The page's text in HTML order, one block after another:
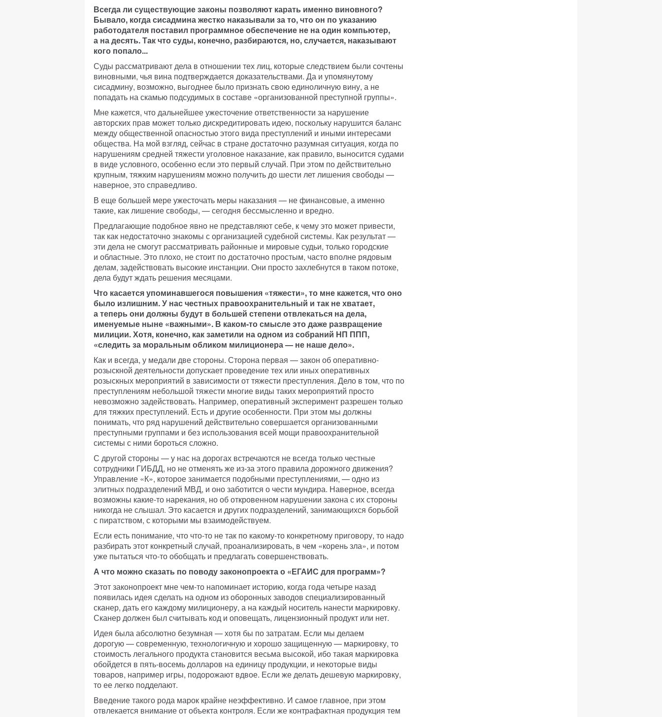
Всегда ли существующие законы позволяют карать именно виновного?
Бывало, когда сисадмина жестко наказывали за то, что он по указанию
работодателя поставил программное обеспечение не на один компьютер,
а на десять. Так что суды, конечно, разбираются, но, случается, наказывают
кого попало...
Суды рассматривают дела в отношении тех лиц, которые следствием были сочтены
виновными, чья вина подтверждается доказательствами. Да и упомянутому
сисадмину, возможно, выгоднее было признать свою единоличную вину, а не
попадать на скамью подсудимых в составе «организованной преступной группы».
Мне кажется, что дальнейшее ужесточение ответственности за нарушение
авторских прав может только дискредитировать идею, поскольку нарушится баланс
между общественной опасностью этого вида преступлений и иными интересами
общества. На мой взгляд, сейчас в стране достаточно разумная ситуация, когда по
нарушениям средней тяжести уголовное наказание, как правило, выносится судами
в виде условного, особенно если это первый случай. При этом по действительно
крупным, тяжким нарушениям можно получить до шести лет лишения свободы —
наверное, это справедливо.
В еще большей мере ужесточать меры наказания — не финансовые, а именно
такие, как лишение свободы, — сегодня бессмысленно и вредно.
Предлагающие подобное явно не представляют себе, к чему это может привести,
так как недостаточно знакомы с организацией судебной системы. Как результат —
эти дела не смогут рассматривать районные и мировые судьи, только городские
и областные. Это плохо, не стоит по достаточно простым, часто вполне рядовым
делам, задействовать высокие инстанции. Они просто захлебнутся в таком потоке,
дела будут ждать решения месяцами.
Что касается упоминавшегося повышения «тяжести», то мне кажется, что оно
было излишним. У нас честных правоохранительный и так не хватает,
а теперь они должны будут в большей степени отвлекаться на дела,
именуемые ныне «важными». В каком-то смысле это даже развращение
милиции. Хотя, конечно, как заметили на одном из собраний НП ППП,
«следить за моральным обликом милиционера — не наше дело».
Как и всегда, у медали две стороны. Сторона первая — закон об оперативно-
розыскной деятельности допускает проведение тех или иных оперативных
розыскных мероприятий в зависимости от тяжести преступления. Дело в том, что по
преступлениям небольшой тяжести многие виды таких мероприятий просто
невозможно задействовать. Например, оперативный эксперимент разрешен только
для тяжких преступлений. Есть и другие особенности. При этом мы должны
понимать, что ряд нарушений действительно совершается организованными
преступными группами и без использования всей мощи правоохранительной
системы с ними бороться сложно.
С другой стороны — у нас на дорогах встречаются не всегда только честные
сотрудники ГИБДД, но не отменять же из-за этого правила дорожного движения?
Управление «К», которое занимается подобными преступлениями, — одно из
элитных подразделений МВД, и оно заботится о чести мундира. Наверное, всегда
возможны какие-то нарекания, но об откровенном нарушении закона с их стороны
никогда не слышал. Это касается и других подразделений, занимающихся борьбой
с пиратством, с которыми мы взаимодействуем.
Если есть понимание, что что-то не так по какому-то конкретному приговору, то надо
разбирать этот конкретный случай, проанализировать, в чем «корень зла», и потом
уже пытаться что-то обобщать и предлагать совершенствовать.
А что можно сказать по поводу законопроекта о «ЕГАИС для программ»?
Этот законопроект мне чем-то напоминает историю, когда года четыре назад
появилась идея сделать на одном из оборонных заводов специализированный
сканер, дать его каждому милиционеру, а на каждый носитель нанести маркировку.
Сканер должен был считывать код и оповещать, лицензионный продукт или нет.
Идея была абсолютно безумная — хотя бы по затратам. Если мы делаем
дорогую — современную, технологичную и хорошо защищенную — маркировку, то
стоимость легального продукта становится весьма высокой, ибо такая маркировка
обойдется в пять-восемь долларов на единицу продукции, и некоторые виды
товаров, например игры, подорожают вдвое. Если же делать дешевую маркировку,
то ее легко подделают.
Введение такого рода марок крайне неэффективно. И самое главное, при этом
отвлекается внимание от объекта контроля. Если же контрафактная продукция тем